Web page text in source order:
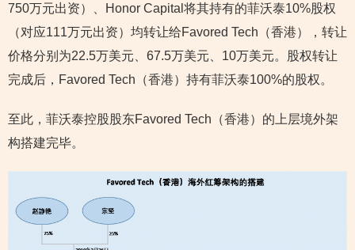
750万元出资）、Honor Capital将其持有的菲沃泰10%股权
（对应111万元出资）均转让给Favored Tech（香港），转让
价格分别为22.5万美元、67.5万美元、10万美元。股权转让
完成后，Favored Tech（香港）持有菲沃泰100%的股权。
至此，菲沃泰控股股东Favored Tech（香港）的上层境外架
构搭建完毕。